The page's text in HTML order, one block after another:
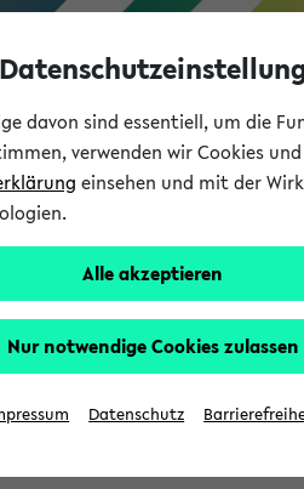
davon sind essentiell, um die
verwenden wir Cookies
einsehen und mit der
Alle akzeptieren
Nur notwendige Cookies zulassen
Datenschutz